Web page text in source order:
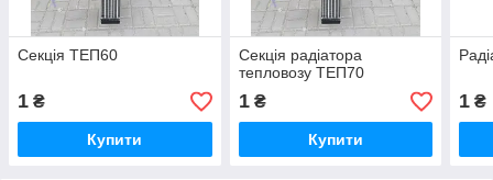
Секція ТЕП60
1 ₴
Купити
Секція радіатора
тепловозу ТЕП70
1₴
Купити
1 ₴